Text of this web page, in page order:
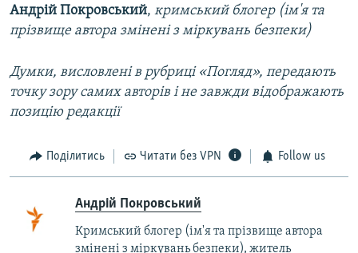
Андрій Покровський, кримський блогер (ім'я та
прізвище автора змінені з міркувань безпеки)
Думки, висловлені в рубриці «Погляд», передають
точку зору самих авторів і не завжди відображають
позицію редакції
Поділитись Читати без VPN Follow us
Андрій Покровський
Кримський блогер (ім'я та прізвище автора
змінені з міркувань безпеки), житель